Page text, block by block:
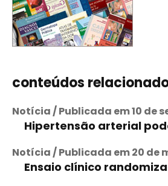
conteúdos
Notícia / Publicada em 10 de
Hipertensão arterial
Notícia / Publicada em 20 de
Ensaio clínico